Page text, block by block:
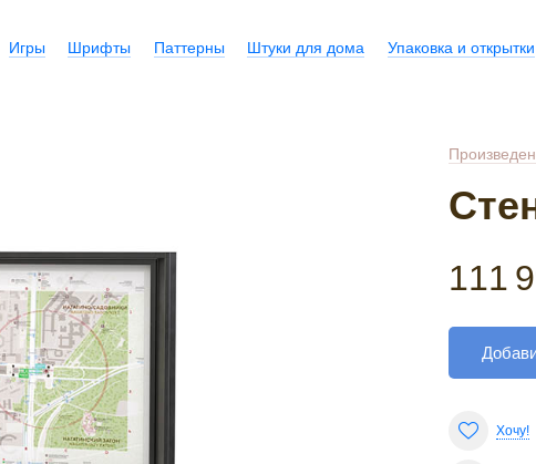
Игры Шрифты Паттерны Штуки для дома Упаковка и открытки
111
Хочу!